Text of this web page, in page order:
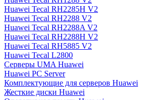
Huawei Tecal RH2285H V2
Huawei Tecal RH2288 V2
Huawei Tecal RH2288A V2
Huawei Tecal RH2288H V2
Huawei Tecal RH5885 V2
Huawei Tecal L2800
Серверы UMA Huawei
Huawei PC Server
Комплектующие для серверов Huawei
Жесткие диски Huawei